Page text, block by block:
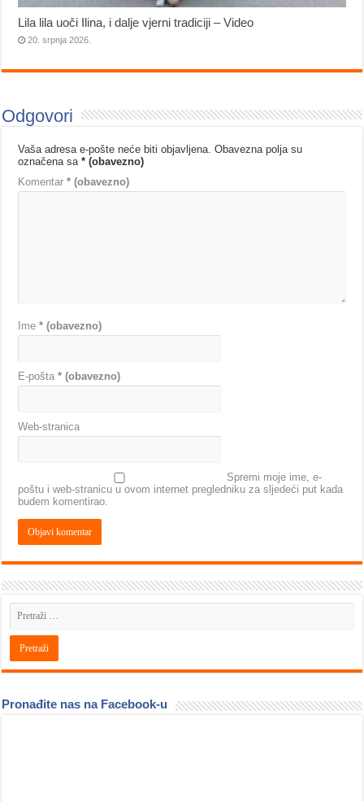
Lila lila uoči Ilina, i dalje vjerni tradiciji – Video
20. srpnja 2026.
Odgovori
Vaša adresa e-pošte neće biti objavljena. Obavezna polja su
označena sa* (obavezno)
Komentar* (obavezno)
Ime* (obavezno)
E-pošta* (obavezno)
Web-stranica
Spremi moje ime, e-
poštu i web-stranicu u ovom internet pregledniku za sljedeći put kada
budem komentirao.
Pronađite nas na Facebook-u